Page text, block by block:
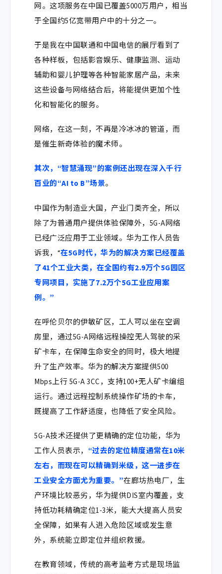
网。这项服务在中国已覆盖5000万用户，相当
于全国约5亿宽带用户中的十分之一。
于是我在中国联通和中国电信的展厅看到了
各种样板， 包括影音娱乐、健康监测、运动
辅助和婴儿护理等各种智能家居产品，未来
这些设备与网络结合后，将能提供更加个性
化和智能化的服务。
网络，在这一刻，不再是冷冰冰的管道，而
是催生新奇体验的魔术师。
其次， “智慧涌现”的案例还出现在深入千行
百业的“AI to B”场景。
中国作为制造业大国，产业门类齐全，所以
除了为普通用户提供体验保障外，5G-A网络
已经广泛应用于工业领域。华为工作人员告
诉我，“在5G时代，华为的解决方案已经覆盖
了41个工业大类，在全国约有2.9万个5G园区
专网项目，实施了7.2万个5G工业应用案
例。”
在呼伦贝尔的伊敏矿区，工人可以坐在空调
房里，通过5G-A网络远程操控无人驾驶的采
矿卡车，在保障生命安全的同时，极大地提
升了生产效率。华为的解决方案提供500
Mbps上行 5G-A 3CC，支持100+无人矿卡编组
运行。 通过远程控制系统操作矿场的卡车，
既提高了工作舒适度，也降低了安全风险。
5G-A技术还提供了更精确的定位功能，华为
工作人员表示， “过去的定位精度通常在10米
左右，而现在可以精确到米级，这一进步在
工业安全方面尤为重要。”在廊坊热电厂，生
产环境比较恶劣，华为提供DIS室内覆盖，支
持低功耗精确定位1-3米，能大大提高人员安
全保障，如果有人进入危险区域或发生意
外，系统能立即定位并组织救援。
在教育领域，传统的高考监考方式是现场监